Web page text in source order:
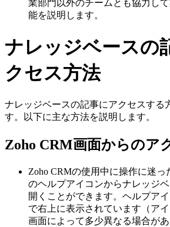
業部門以外のチームとも協力し
能を説明します。
ナレッジベースの
クセス方法
ナレッジベースの記事にアクセスする
す。以下に主な方法を説明します。
Zoho CRM画面からのア
Zoho CRMの使用中に操作に迷
のヘルプアイコンからナレッジ
開くことができます。ヘルプア
で右上に表示されています（アイ
画面によって多少異なる場合があ